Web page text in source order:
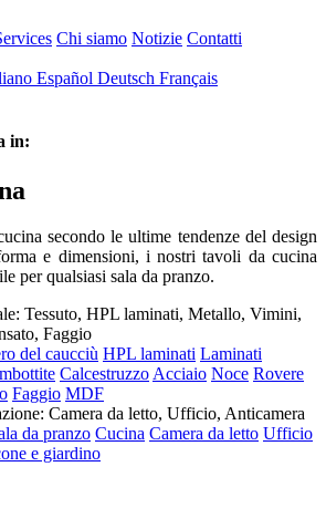
Chi siamo Notizie Contatti
Español Deutsch Français
in:
secondo le ultime tendenze del design
e dimensioni, i nostri tavoli da cucina
per qualsiasi sala da pranzo.
Tessuto, HPL laminati, Metallo, Vimini,
Faggio
del caucciù HPL laminati Laminati
CalcestruzzoAcciaio Noce Rovere
Faggio MDF
Camera da letto, Ufficio, Anticamera
da pranzo Cucina Camera da letto Ufficio
e giardino